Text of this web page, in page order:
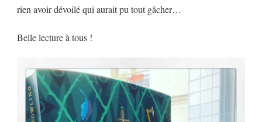
rien avoir dévoilé qui aurait pu tout gâcher…
Belle lecture à tous !